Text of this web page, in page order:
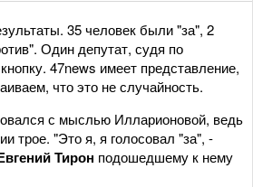
35 человек были "за", 2
Один депутат, судя по
47news имеет представление,
что это не случайность.
с мыслью Илларионовой, ведь
трое. "Это я, я голосовал "за", -
Тирон подошедшему к нему